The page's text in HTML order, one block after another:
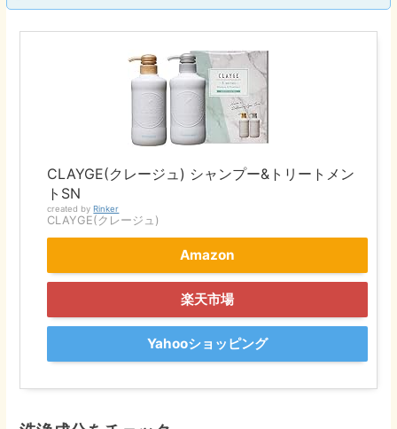
CLAYGE(クレージュ) シャンプー&トリートメン
トSN
created byRinker
CLAYGE(クレージュ)
Amazon
楽天市場
Yahooショッピング